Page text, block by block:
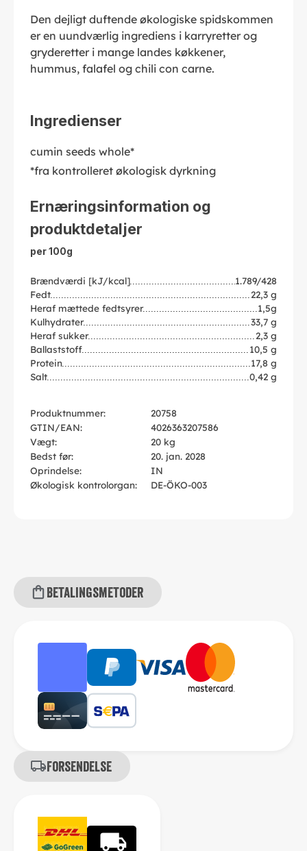
Den dejligt duftende økologiske spidskommen
er en uundværlig ingrediens i karryretter og
gryderetter i mange landes køkkener,
hummus, falafel og chili con carne.
Ingredienser
cumin seeds whole*
*fra kontrolleret økologisk dyrkning
Ernæringsinformation og
produktdetaljer
per 100g
Brændværdi [kJ/kcal]
1.789/428
Fedt
22,3 g
Heraf mættede fedtsyrer
1,5g
Kulhydrater
33,7 g
Heraf sukker
2,3 g
Ballaststoff
10,5 g
Protein
17,8 g
Salt
0,42 g
Produktnummer:
20758
GTIN/EAN:
4026363207586
Vægt:
20 kg
Bedst før:
20. jan. 2028
Oprindelse:
IN
Økologisk kontrolorgan:
DE-ÖKO-003
Betalingsmetoder
Forsendelse